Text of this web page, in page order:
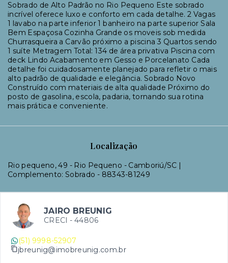
Sobrado de Alto Padrão no Rio Pequeno Este sobrado
incrível oferece luxo e conforto em cada detalhe. 2 Vagas
1 lavabo na parte inferior 1 banheiro na parte superior Sala
Bem Espaçosa Cozinha Grande os moveis sob medida
Churrasqueira a Carvão próximo a piscina 3 Quartos sendo
1 suíte Metragem Total: 134 de área privativa Piscina com
deck Lindo Acabamento em Gesso e Porcelanato Cada
detalhe foi cuidadosamente planejado para refletir o mais
alto padrão de qualidade e elegância. Sobrado Novo
Construído com materiais de alta qualidade Próximo do
posto de gasolina, escola, padaria, tornando sua rotina
mais prática e conveniente.
Localização
Rio pequeno, 49 - Rio Pequeno - Camboriú/SC |
Complemento: Sobrado - 88343-81249
JAIRO BREUNIG
CRECI - 44806
(51) 9998-52907
jbreunig@imobreunig.com.br